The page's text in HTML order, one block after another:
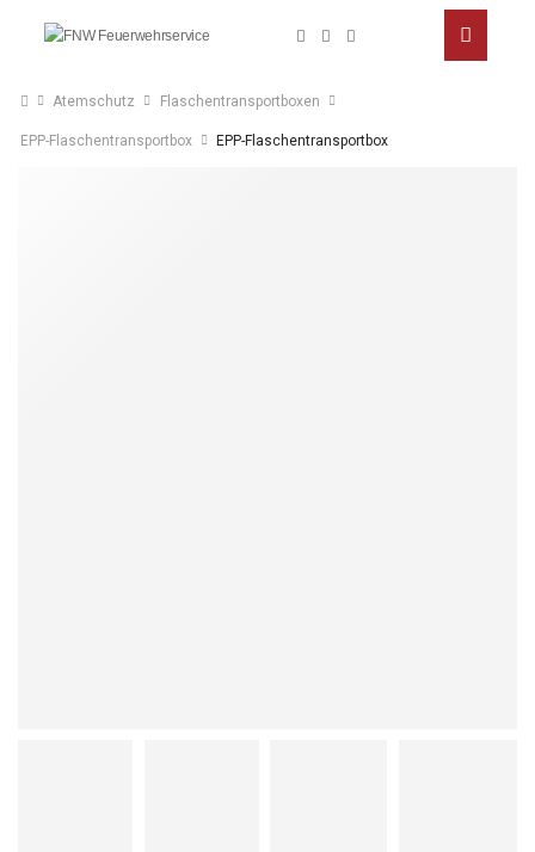
Atemschutz Flaschentransportboxen
EPP-Flaschentransportbox EPP-Flaschentransportbox